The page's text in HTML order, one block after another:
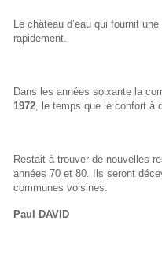
Le château d’eau qui fournit
rapidement.
Dans les années soixante la
1972 , le temps que le confort à
Restait à trouver de nouvelles
années 70 et 80. Ils seront
communes voisines.
Paul DAVID